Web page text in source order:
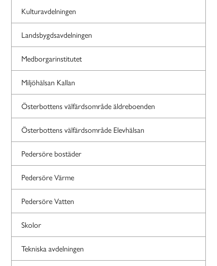
Kulturavdelningen
Landsbygdsavdelningen
Medborgarinstitutet
Miljöhälsan Kallan
Österbottens välfärdsområde äldreboenden
Österbottens välfärdsområde Elevhälsan
Pedersöre bostäder
Pedersöre Värme
Pedersöre Vatten
Skolor
Tekniska avdelningen